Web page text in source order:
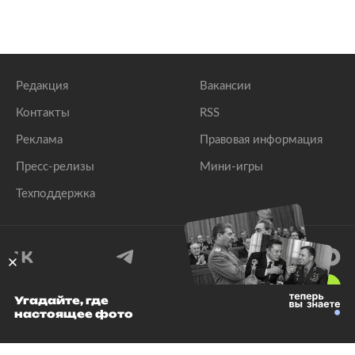
Редакция
Контакты
Реклама
Пресс-релизы
Техподдержка
Вакансии
RSS
Правовая информация
Мини-игры
© 1999–2026 Все права защищены.
Угадайте, где
настоящее фото